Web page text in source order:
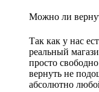
Можно ли
Так как у нас
реальный
просто
вернуть не
абсолютно